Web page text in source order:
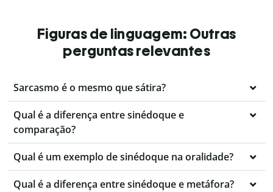
Figuras de linguagem: Outras
perguntas relevantes
Sarcasmo é o mesmo que sátira?
Qual é a diferença entre sinédoque e
comparação?
Qual é um exemplo de sinédoque na oralidade?
Qual é a diferença entre sinédoque e metáfora?